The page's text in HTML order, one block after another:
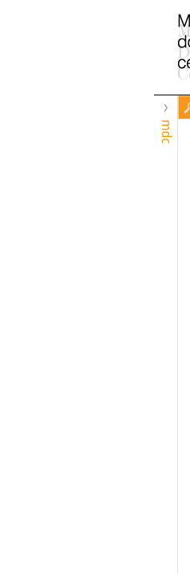
mdc